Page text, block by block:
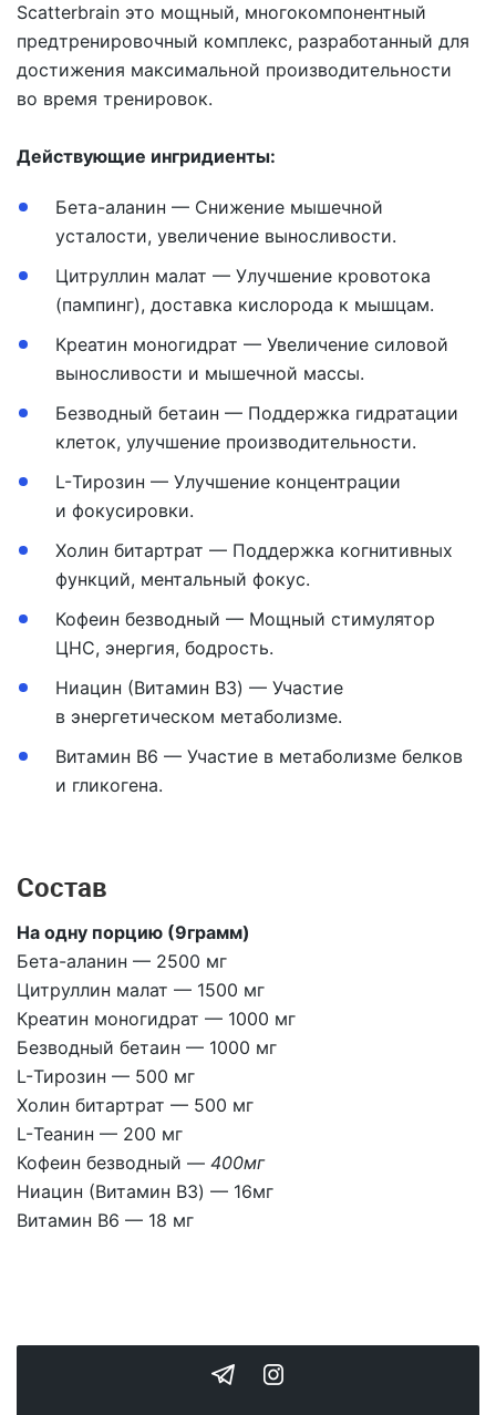
Scatterbrain это мощный, многокомпонентный
предтренировочный комплекс, разработанный для
достижения максимальной производительности
во время тренировок.
Действующие ингридиенты:
Бета-аланин — Снижение мышечной
усталости, увеличение выносливости.
Цитруллин малат — Улучшение кровотока
(пампинг), доставка кислорода к мышцам.
Креатин моногидрат — Увеличение силовой
выносливости и мышечной массы.
Безводный бетаин — Поддержка гидратации
клеток, улучшение производительности.
L-Тирозин — Улучшение концентрации
и фокусировки.
Холин битартрат — Поддержка когнитивных
функций, ментальный фокус.
Кофеин безводный — Мощный стимулятор
ЦНС, энергия, бодрость.
Ниацин (Витамин B3) — Участие
в энергетическом метаболизме.
Витамин B6 — Участие в метаболизме белков
и гликогена.
Состав
На одну порцию (9грамм)
Бета-аланин — 2500 мг
Цитруллин малат — 1500 мг
Креатин моногидрат — 1000 мг
Безводный бетаин — 1000 мг
L-Тирозин — 500 мг
Холин битартрат — 500 мг
L-Теанин — 200 мг
Кофеин безводный — 400мг
Ниацин (Витамин B3) — 16мг
Витамин B6 — 18 мг